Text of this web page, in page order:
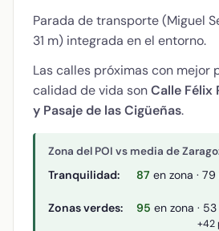
Parada de transporte (Miguel
31 m) integrada en el entorno.
Las calles próximas con mejor
calidad de vida sonCalle Félix
y Pasaje de las Cigüeñas.
Zona del POI vs media de
Tranquilidad: 87 en zona ·
Zonas verdes: 95 en zona ·
+42